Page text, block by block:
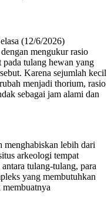
(12/6/2026)
mengukur rasio
tulang hewan yang
Karena sejumlah kecil
menjadi thorium, rasio
sebagai jam alami dan
lebih dari
arkeologi tempat
tulang-tulang, para
yang membutuhkan